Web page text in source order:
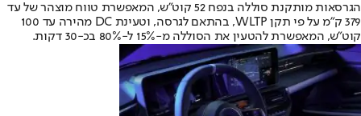
הגרסאות מותקנת סוללה בנפח 52 קוט״ש, המאפשרת טווח מוצהר של עד
379 ק”מ על פי תקן WLTP, בהתאם לגרסה, וטעינת DC מהירה עד 100
קוט”ש, המאפשרת להטעין את הסוללה מ-15% ל-80% בכ-30 דקות.